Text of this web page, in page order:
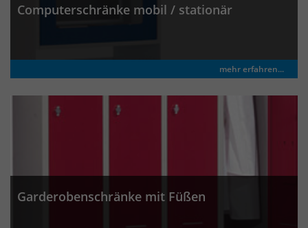
Computerschränke mobil / stationär
mehr erfahren...
Garderobenschränke mit Füßen